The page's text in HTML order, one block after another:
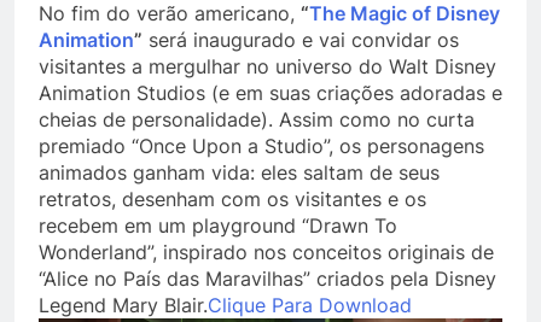
No fim do verão americano, “The Magic of Disney
Animation” será inaugurado e vai convidar os
visitantes a mergulhar no universo do Walt Disney
Animation Studios (e em suas criações adoradas e
cheias de personalidade). Assim como no curta
premiado “Once Upon a Studio”, os personagens
animados ganham vida: eles saltam de seus
retratos, desenham com os visitantes e os
recebem em um playground “Drawn To
Wonderland”, inspirado nos conceitos originais de
“Alice no País das Maravilhas” criados pela Disney
Legend Mary Blair.Clique Para Download